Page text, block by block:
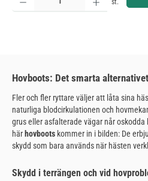
st.
Hovboots: Det smarta
Fler och fler ryttare väljer att låta sina
naturliga blodcirkulationen och
grus eller asfalterade vägar når
här hovboots kommer in i bilden: De
skydd som bara används när hästen
Skydd i terrängen och vid